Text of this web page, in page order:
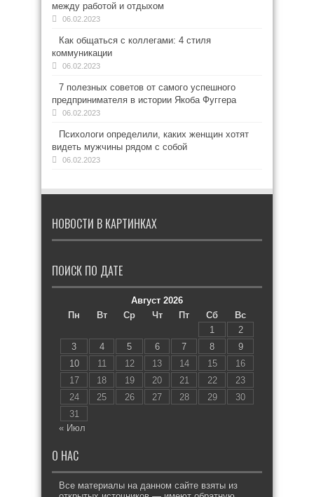
между работой и отдыхом
06.02.2023
Как общаться с коллегами: 4 стиля
коммуникации
06.02.2023
7 полезных советов от самого успешного
предпринимателя в истории Якоба Фуггера
06.02.2023
Психологи определили, каких женщин хотят
видеть мужчины рядом с собой
06.02.2023
НОВОСТИ В КАРТИНКАХ
ПОИСК ПО ДАТЕ
Август 2026
Пн
Вт Ср Чт Пт Сб
Вс
1
2
3
4 5 6 7 8
9
10
11 12 13 14 15
16
17
18 19 20 21 22
23
24
25 26 27 28 29
30
31
« Июл
О НАС
Все материалы на данном сайте взяты из